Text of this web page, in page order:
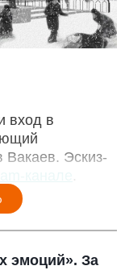
вход в
Вакаев. Эскиз-
канале
эмоций». За